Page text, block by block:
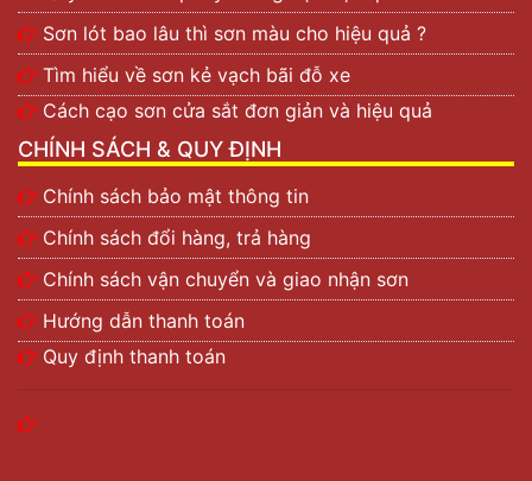
Sơn lót bao lâu thì sơn màu cho hiệu quả ?
Tìm hiểu về sơn kẻ vạch bãi đỗ xe
Cách cạo sơn cửa sắt đơn giản và hiệu quả
CHÍNH SÁCH & QUY ĐỊNH
Chính sách bảo mật thông tin
Chính sách đổi hàng, trả hàng
Chính sách vận chuyển và giao nhận sơn
Hướng dẫn thanh toán
Quy định thanh toán